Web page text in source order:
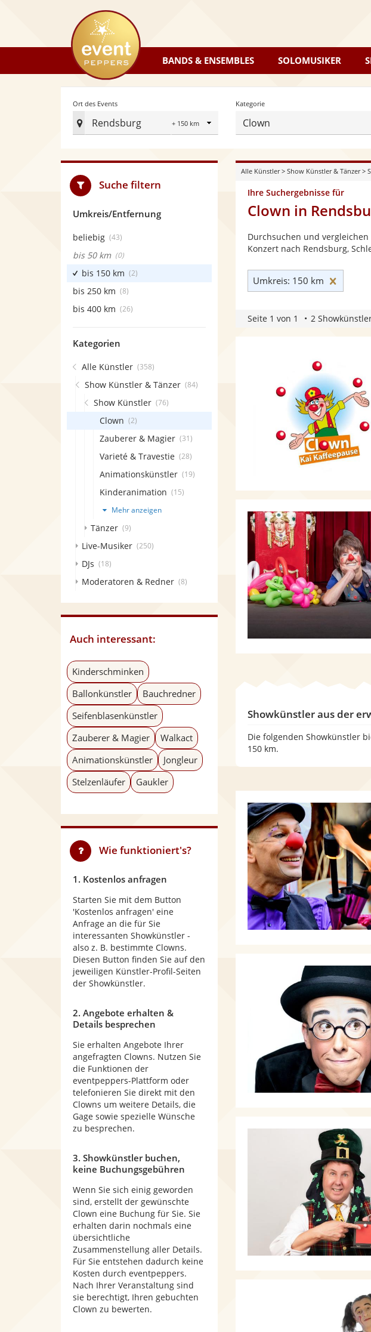
eventpeppers
BANDS & ENSEMBLES SOLOMUSIKER
Ort des Events
Rendsburg
Radius
Ort
Events
festlegen
Kategorie
Clown
Alle Künstler> Show Künstler & Tänzer>
Ihre Suchergebnisse für
Clown in
Durchsuchen und
Konzert nach Rendsburg,
Umkreis: 150 km
Seite 1 von 1 2
Showkünstler aus der
Die folgenden Showkünstler
150 km.
Suche filtern
Umkreis/Entfernung
beliebig (43)
bis 50 km (0)
bis 150 km (2)
bis 250 km (8)
bis 400 km (26)
Kategorien
Alle Künstler (358)
Show Künstler & Tänzer (84)
Show Künstler (76)
Clown (2)
Zauberer & Magier (31)
Varieté & Travestie (28)
Animationskünstler (19)
Kinderanimation (15)
Mehr anzeigen
Tänzer (9)
Live-Musiker (250)
DJs (18)
Moderatoren & Redner (8)
Auch interessant:
Kinderschminken
Ballonkünstler
Bauchredner
Seifenblasenkünstler
Zauberer & Magier
Walkact
Animationskünstler
Jongleur
Stelzenläufer
Gaukler
Wie funktioniert's?
1. Kostenlos anfragen
Starten Sie mit dem Button
'Kostenlos anfragen' eine
Anfrage an die für Sie
interessanten Showkünstler -
also z. B. bestimmte Clowns.
Diesen Button finden Sie auf den
jeweiligen Künstler-Profil-Seiten
der Showkünstler.
2. Angebote erhalten &
Details besprechen
Sie erhalten Angebote Ihrer
angefragten Clowns. Nutzen Sie
die Funktionen der
eventpeppers-Plattform oder
telefonieren Sie direkt mit den
Clowns um weitere Details, die
Gage sowie spezielle Wünsche
zu besprechen.
3. Showkünstler buchen,
keine Buchungsgebühren
Wenn Sie sich einig geworden
sind, erstellt der gewünschte
Clown eine Buchung für Sie. Sie
erhalten darin nochmals eine
übersichtliche
Zusammenstellung aller Details.
Für Sie entstehen dadurch keine
Kosten durch eventpeppers.
Nach Ihrer Veranstaltung sind
sie berechtigt, Ihren gebuchten
Clown zu bewerten.